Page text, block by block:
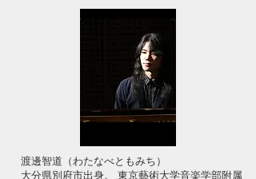
渡邊智道（わたなべともみち）
大分県別府市出身。 東京藝術大学音楽学部附属